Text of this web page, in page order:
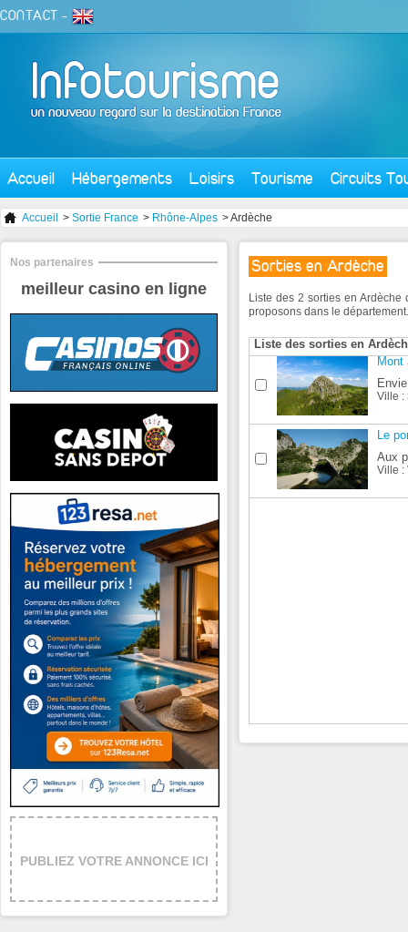
CONTACT -
Accueil Hébergements Loisirs Tourisme Circuits
Accueil > Sortie France > Rhône-Alpes > Ardèche
Sorties en Ardèche
Liste des 2 sorties en
proposons dans le département.
Liste des sorties en
Mont
Ville :
Le
Aux
Ville :
Nos partenaires
meilleur casino en ligne
PUBLIEZ VOTRE ANNONCE ICI